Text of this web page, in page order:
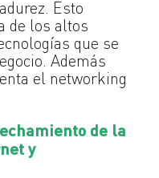
Esto
de los altos
que se
Además
el networking
de la
y